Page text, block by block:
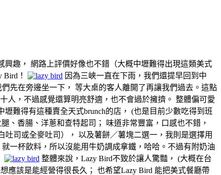
興趣， 網路上評價好像也不錯（大概中壢難得出現這類美式
！
因為三峽一直在下雨，我們還提早回到中
先在旁邊坐一下， 等大桌的客人離開了再讓我們過去。這點
人，不過感覺還算明亮舒適，也不會過於擁擠。 整體偏可愛
壢難得有這種賣全天式brunch的店， (也是目前少數吃得到班
、香腸、洋蔥和查特起司； 味道非常豐富，口感也不錯，
司或全麥吐司）， 以及薯餅／薯塊二選一，我則是選擇用
一杯飲料，所以沒能用牛奶調成拿鐵，哈哈。不過有附奶油
整體來說，Lazy Bird不致於讓人驚豔， (大概在台
應該是能經營得很長久； 也希望Lazy Bird 能把美式餐廳帶